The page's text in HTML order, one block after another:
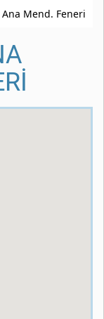
Ana Mend. Feneri